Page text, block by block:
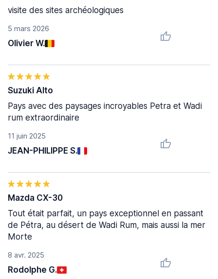
5 mars 2026
Olivier W.
visite des sites archéologiques
11 juin 2025
JEAN-PHILIPPE S.
Suzuki Alto
Pays avec des paysages incroyables Petra et Wadi
rum extraordinaire
8 avr. 2025
Rodolphe G.
Mazda CX-30
Tout était parfait, un pays exceptionnel en passant
de Pétra, au désert de Wadi Rum, mais aussi la mer
Morte